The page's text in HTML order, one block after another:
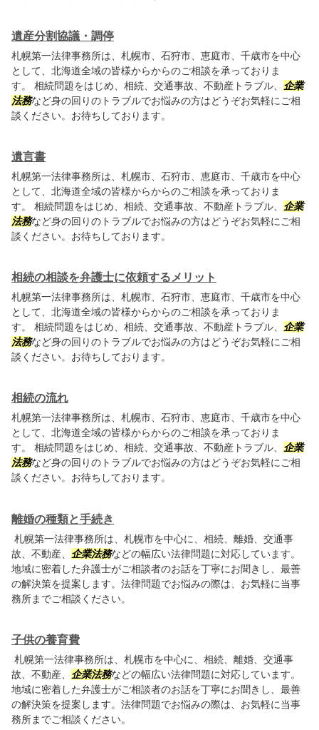
遺産分割協議・調停
札幌第一法律事務所は、札幌市、石狩市、恵庭市、千歳市を中心
として、北海道全域の皆様からからのご相談を承っておりま
す。 相続問題をはじめ、相続、交通事故、不動産トラブル、 企業
法務など身の回りのトラブルでお悩みの方はどうぞお気軽にご相
談ください。お待ちしております。
遺言書
札幌第一法律事務所は、札幌市、石狩市、恵庭市、千歳市を中心
として、北海道全域の皆様からからのご相談を承っておりま
す。 相続問題をはじめ、相続、交通事故、不動産トラブル、 企業
法務など身の回りのトラブルでお悩みの方はどうぞお気軽にご相
談ください。お待ちしております。
相続の相談を弁護士に依頼するメリット
札幌第一法律事務所は、札幌市、石狩市、恵庭市、千歳市を中心
として、北海道全域の皆様からからのご相談を承っておりま
す。 相続問題をはじめ、相続、交通事故、不動産トラブル、 企業
法務など身の回りのトラブルでお悩みの方はどうぞお気軽にご相
談ください。お待ちしております。
相続の流れ
札幌第一法律事務所は、札幌市、石狩市、恵庭市、千歳市を中心
として、北海道全域の皆様からからのご相談を承っておりま
す。 相続問題をはじめ、相続、交通事故、不動産トラブル、 企業
法務など身の回りのトラブルでお悩みの方はどうぞお気軽にご相
談ください。お待ちしております。
離婚の種類と手続き
札幌第一法律事務所は、札幌市を中心に、相続、離婚、交通事
故、不動産、 企業法務などの幅広い法律問題に対応しています。
地域に密着した弁護士がご相談者のお話を丁寧にお聞きし、最善
の解決策を提案します。法律問題でお悩みの際は、お気軽に当事
務所までご相談ください。
子供の養育費
札幌第一法律事務所は、札幌市を中心に、相続、離婚、交通事
故、不動産、 企業法務などの幅広い法律問題に対応しています。
地域に密着した弁護士がご相談者のお話を丁寧にお聞きし、最善
の解決策を提案します。法律問題でお悩みの際は、お気軽に当事
務所までご相談ください。